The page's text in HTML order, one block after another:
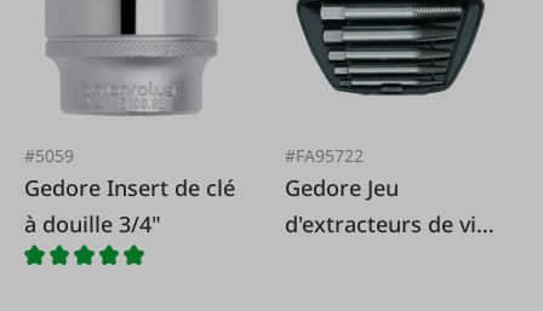
#5059
Gedore Insert de clé
à douille 3/4"
#FA95722
Gedore Jeu
d'extracteurs de vis